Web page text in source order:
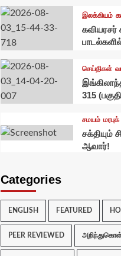
இலக்கியம்
செய்திகள்
315
சமயம்
சக்தியும்
ஆவார்!
Categories
ENGLISH FEATURED
PEER REVIEWED